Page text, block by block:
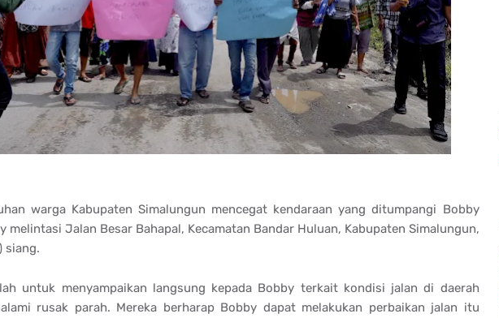
warga Kabupaten Simalungun mencegat kendaraan yang ditumpangi Bobby
melintasi Jalan Besar Bahapal, Kecamatan Bandar Huluan, Kabupaten Simalungun,
siang.
untuk menyampaikan langsung kepada Bobby terkait kondisi jalan di daerah
rusak parah. Mereka berharap Bobby dapat melakukan perbaikan jalan itu